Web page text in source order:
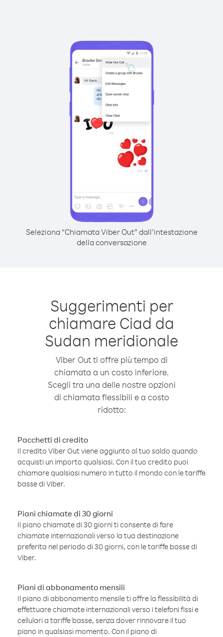
Seleziona “Chiamata Viber Out” dall’intestazione
della conversazione
Suggerimenti per
chiamare Ciad da
Sudan meridionale
Viber Out ti offre più tempo di
chiamata a un costo inferiore.
Scegli tra una delle nostre opzioni
di chiamata flessibili e a costo
ridotto:
Pacchetti di credito
Il credito Viber Out viene aggiunto al tuo saldo quando
acquisti un importo qualsiasi. Con il tuo credito puoi
chiamare qualsiasi numero in tutto il mondo con le tariffe
basse di Viber.
Piani chiamate di 30 giorni
Il piano chiamate di 30 giorni ti consente di fare
chiamate internazionali verso la tua destinazione
preferita nel periodo di 30 giorni, con le tariffe basse di
Viber.
Piani di abbonamento mensili
Il piano di abbonamento mensile ti offre la flessibilità di
effettuare chiamate internazionali verso i telefoni fissi e
cellulari a tariffe basse, senza dover rinnovare il tuo
piano in qualsiasi momento. Con il piano di